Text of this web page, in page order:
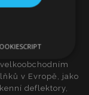
v Evropě, jako
deflektory,
cílení